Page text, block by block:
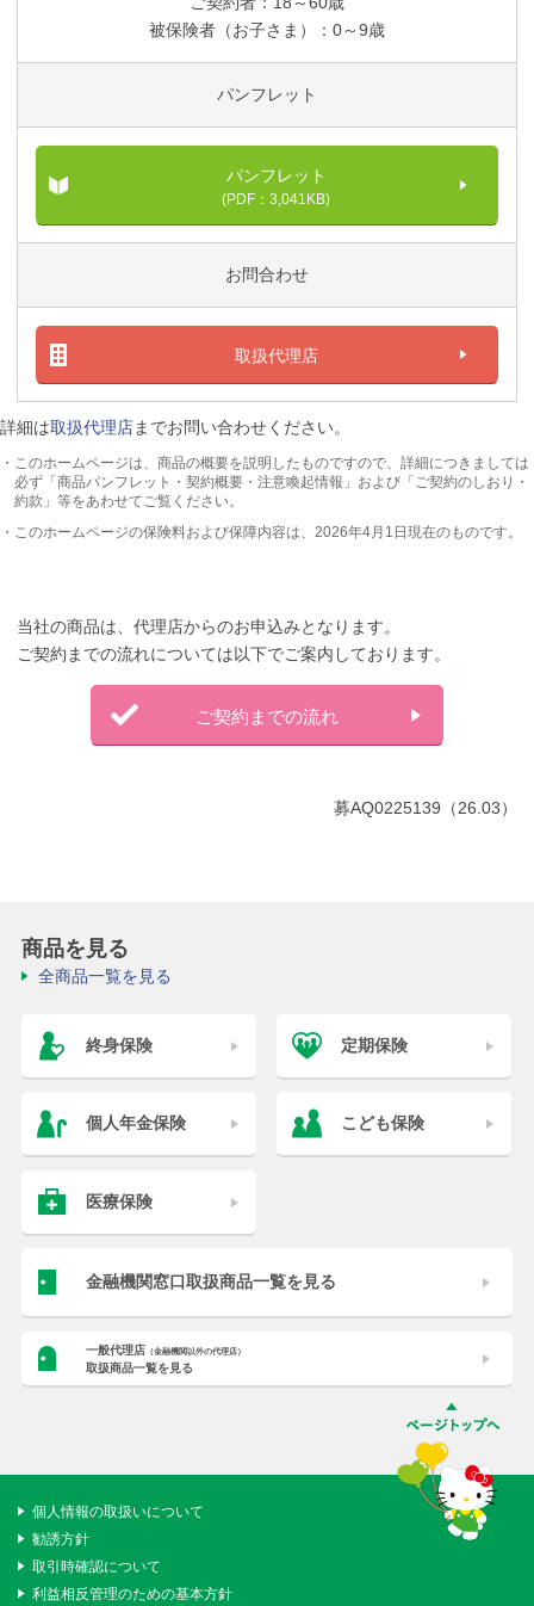
被保険者（お子さま）：0～9歳
パンフレット
パンフレット
(PDF：3,041KB)
お問合わせ
取扱代理店
詳細は取扱代理店までお問い合わせください。
・このホームページは、商品の概要を説明したものですので、詳細につきましては
必ず「商品パンフレット・契約概要・注意喚起情報」および「ご契約のしおり・
約款」等をあわせてご覧ください。
・このホームページの保険料および保障内容は、2026年4月1日現在のものです。
当社の商品は、代理店からのお申込みとなります。
ご契約までの流れについては以下でご案内しております。
ご契約までの流れ
募AQ0225139（26.03）
商品を見る
全商品一覧を見る
終身保険 定期保険
個人年金保険 こども保険
医療保険
金融機関窓口取扱商品一覧を見る
一般代理店 （金融機関以外の代理店）
取扱商品一覧を見る
個人情報の取扱いについて
勧誘方針
取引時確認について
利益相反管理のための基本方針